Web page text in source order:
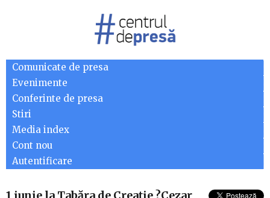
Comunicate de presa
Evenimente
Conferinte de presa
Stiri
Media index
Cont nou
Autentificare